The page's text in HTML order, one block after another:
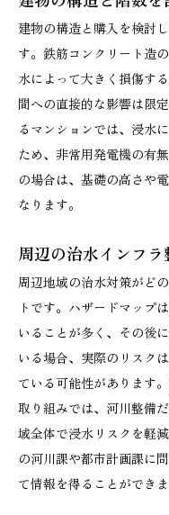
建物の構造と購入を検討
す。鉄筋コンクリート造
水によって大きく損傷す
間への直接的な影響は限
るマンションでは、浸水
ため、非常用発電機の有
の場合は、基礎の高さや
なります。
周辺の治水インフ
周辺地域の治水対策がど
トです。ハザードマップ
いることが多く、その後
いる場合、実際のリスク
ている可能性があります
取り組みでは、河川整備
域全体で浸水リスクを軽
の河川課や都市計画課に
て情報を得ることができま